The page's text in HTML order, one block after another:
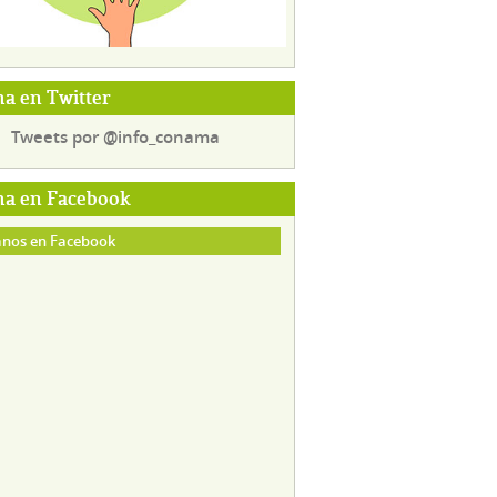
en Twitter
Tweets por @info_conama
en Facebook
en Facebook